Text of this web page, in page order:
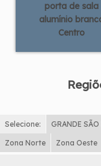
porta de sala
alumínio
Centro
Selecione: GRANDE SÃO
Zona Norte Zona Oeste